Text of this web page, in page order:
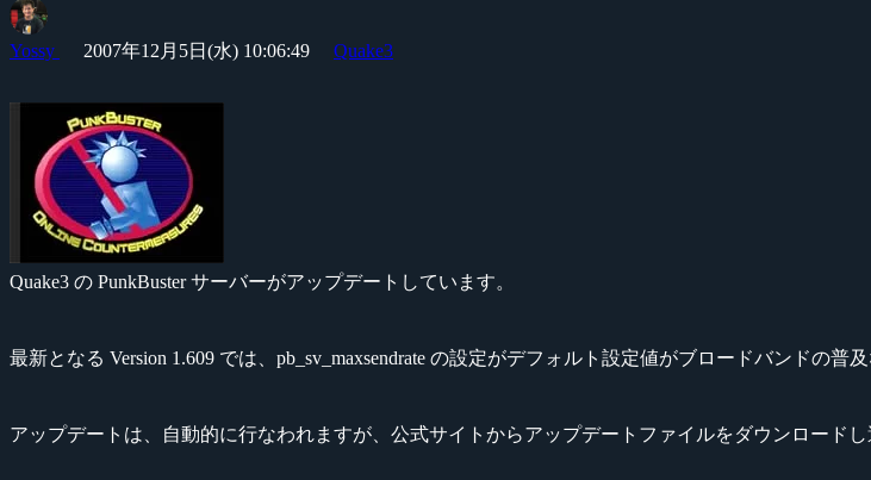
Yossy 2007年12月5日(水) 10:06:49 Quake3
Quake3 の PunkBuster サーバーがアップデートしています。
最新となる Version 1.609 では、pb_sv_maxsendrate の設定がデフォルト設定値がブロードバンドの普
アップデートは、自動的に行なわれますが、公式サイトからアップデートファイルをダウンロードし